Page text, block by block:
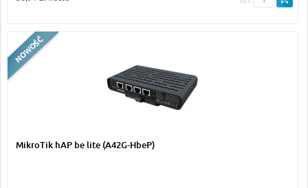
MikroTik hAP be lite (A42G-HbeP)